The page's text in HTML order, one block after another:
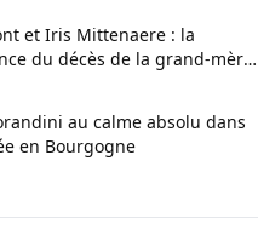
et Iris Mittenaere : la
du décès de la grand-mère
au calme absolu dans
en Bourgogne